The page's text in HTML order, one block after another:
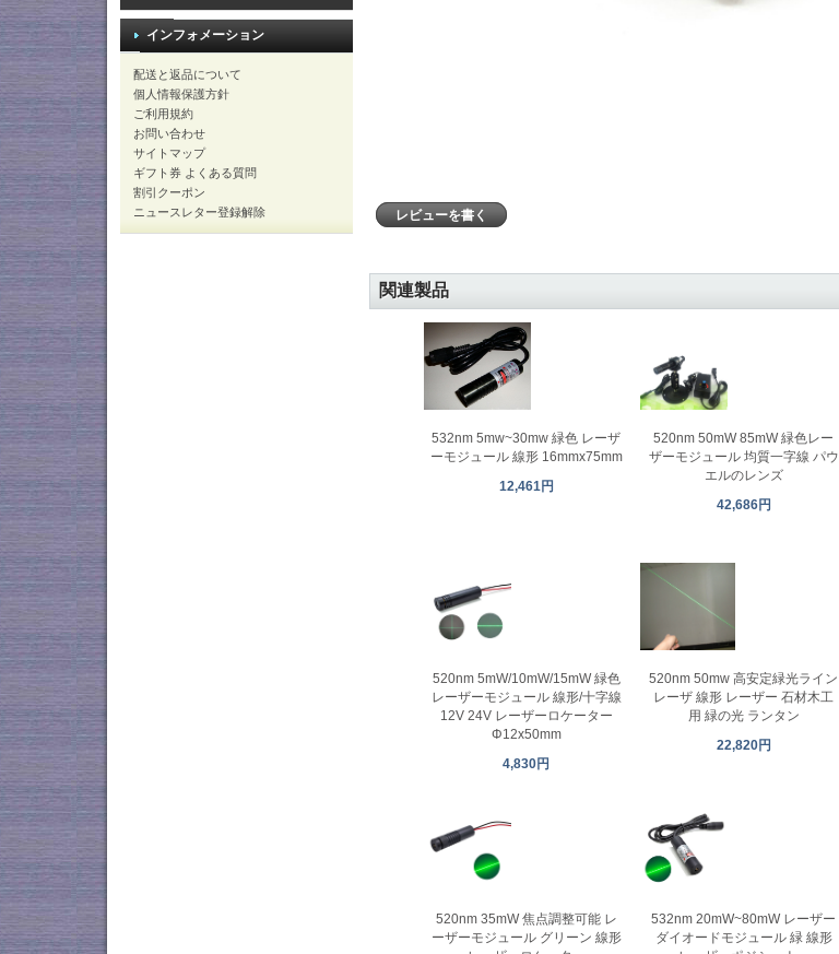
インフォメーション
配送と返品について
個人情報保護方針
ご利用規約
お問い合わせ
サイトマップ
ギフト券 よくある質問
割引クーポン
ニュースレター登録解除
レビューを書く
関連製品
532nm 5mw~30mw 緑色 レーザ
ーモジュール 線形 16mmx75mm
12,461円
520nm 50mW 85mW 緑色レー
ザーモジュール 均質一字線 パウ
エルのレンズ
42,686円
520nm 5mW/10mW/15mW 緑色
レーザーモジュール 線形/十字線
12V 24V レーザーロケーター
Φ12x50mm
4,830円
520nm 50mw 高安定緑光ライン
レーザ 線形 レーザー 石材木工
用 緑の光 ランタン
22,820円
520nm 35mW 焦点調整可能 レ
ーザーモジュール グリーン 線形
532nm 20mW~80mW レーザー
ダイオードモジュール 緑 線形